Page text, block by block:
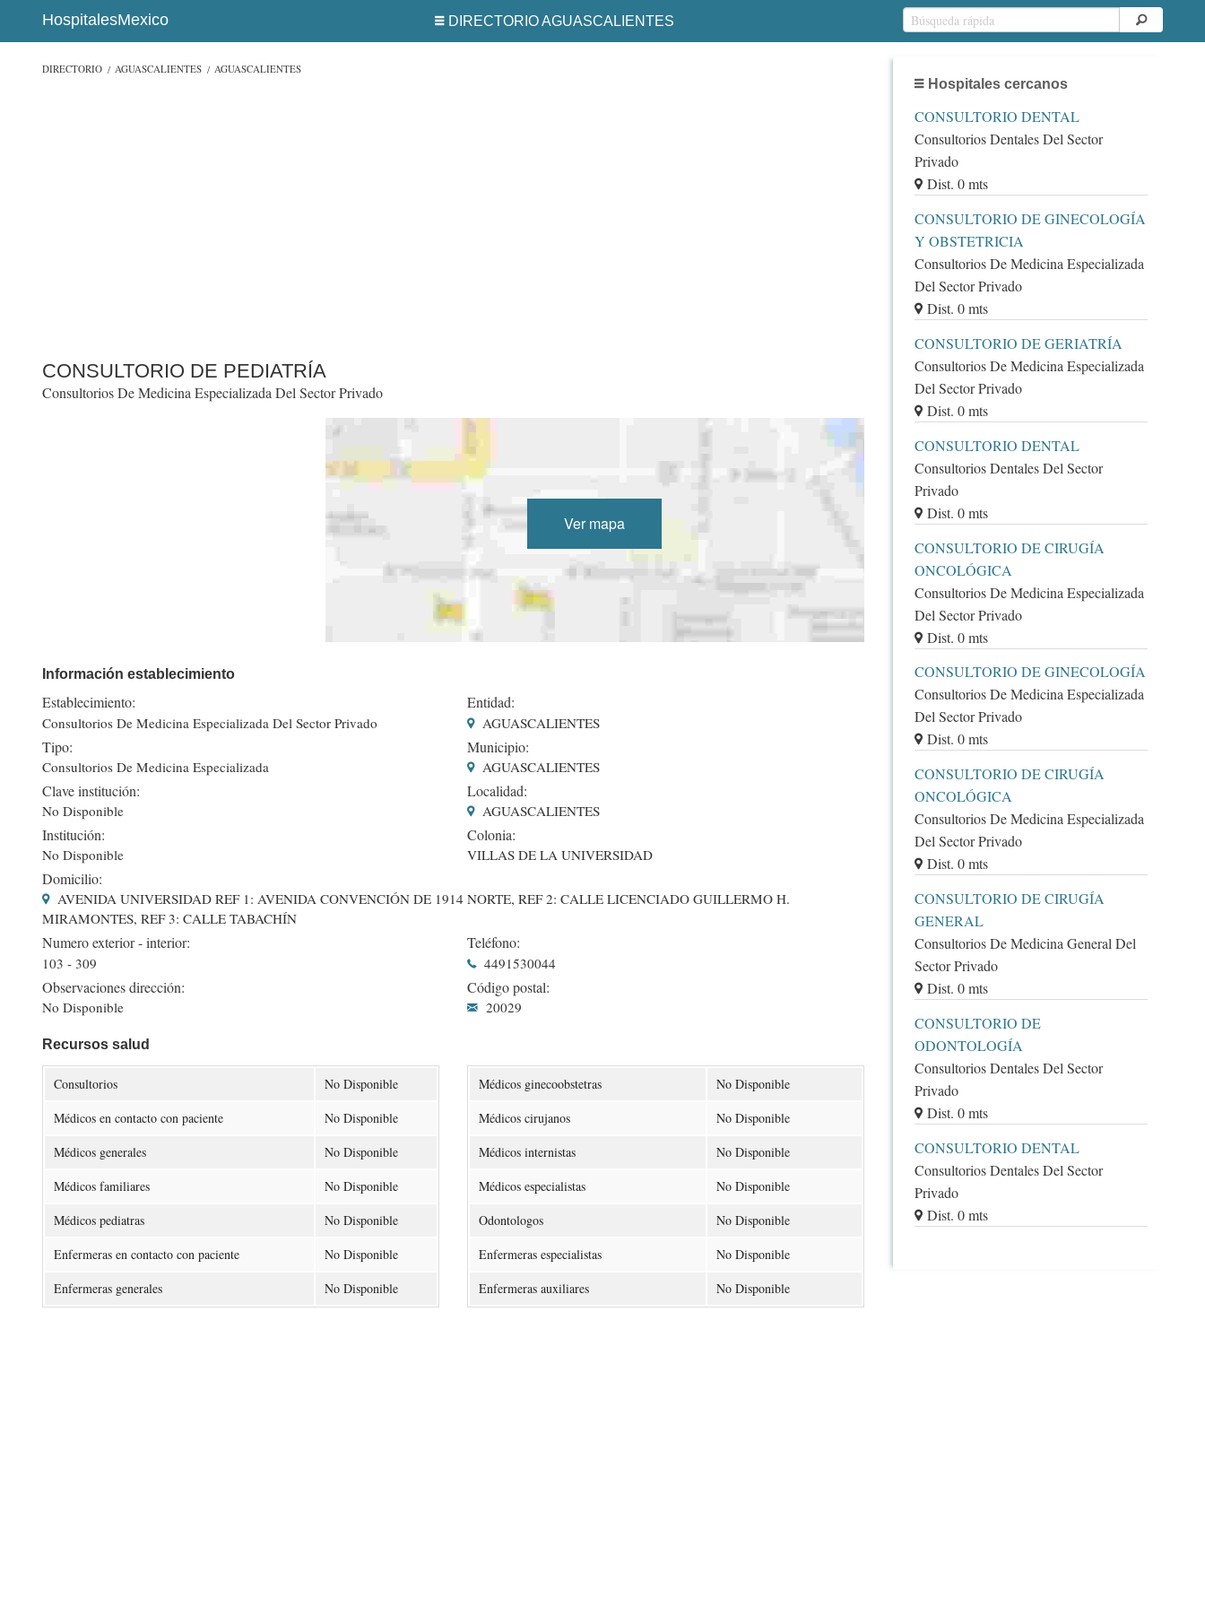
HospitalesMexico DIRECTORIO AGUASCALIENTES
DIRECTORIO AGUASCALIENTES AGUASCALIENTES
CONSULTORIO DE PEDIATRÍA
Consultorios De Medicina Especializada Del Sector Privado
Ver mapa
Información establecimiento
Establecimiento:
Consultorios De Medicina Especializada Del Sector Privado
Tipo:
Consultorios De Medicina Especializada
Clave institución:
No Disponible
Institución:
No Disponible
Entidad:
AGUASCALIENTES
Municipio:
AGUASCALIENTES
Localidad:
AGUASCALIENTES
Colonia:
VILLAS DE LA UNIVERSIDAD
Domicilio:
AVENIDA UNIVERSIDAD REF 1: AVENIDA CONVENCIÓN DE 1914 NORTE, REF 2: CALLE LICENCIADO GUILLERMO H.
MIRAMONTES, REF 3: CALLE TABACHÍN
Numero exterior - interior:
103 - 309
Observaciones dirección:
No Disponible
Teléfono:
4491530044
Código postal:
20029
Recursos salud
Consultorios
No Disponible
Médicos en contacto con paciente
No Disponible
Médicos generales
No Disponible
Médicos familiares
No Disponible
Médicos pediatras
No Disponible
Enfermeras en contacto con paciente
No Disponible
Enfermeras generales
No Disponible
Médicos ginecoobstetras
No Disponible
Médicos cirujanos
No Disponible
Médicos internistas
No Disponible
Médicos especialistas
No Disponible
Odontologos
No Disponible
Enfermeras especialistas
No Disponible
Enfermeras auxiliares
No Disponible
Hospitales cercanos
CONSULTORIO DENTAL
Consultorios Dentales Del Sector
Privado
Dist. 0 mts
CONSULTORIO DE GINECOLOGÍA
Y OBSTETRICIA
Consultorios De Medicina Especializada
Del Sector Privado
Dist. 0 mts
CONSULTORIO DE GERIATRÍA
Consultorios De Medicina Especializada
Del Sector Privado
Dist. 0 mts
CONSULTORIO DENTAL
Consultorios Dentales Del Sector
Privado
Dist. 0 mts
CONSULTORIO DE CIRUGÍA
ONCOLÓGICA
Consultorios De Medicina Especializada
Del Sector Privado
Dist. 0 mts
CONSULTORIO DE GINECOLOGÍA
Consultorios De Medicina Especializada
Del Sector Privado
Dist. 0 mts
CONSULTORIO DE CIRUGÍA
ONCOLÓGICA
Consultorios De Medicina Especializada
Del Sector Privado
Dist. 0 mts
CONSULTORIO DE CIRUGÍA
GENERAL
Consultorios De Medicina General Del
Sector Privado
Dist. 0 mts
CONSULTORIO DE
ODONTOLOGÍA
Consultorios Dentales Del Sector
Privado
Dist. 0 mts
CONSULTORIO DENTAL
Consultorios Dentales Del Sector
Privado
Dist. 0 mts